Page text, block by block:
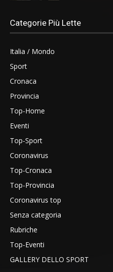
Categorie Più Lette
Italia / Mondo
Sport
Cronaca
Provincia
Top-Home
Eventi
Top-Sport
Coronavirus
Top-Cronaca
Top-Provincia
Coronavirus top
Senza categoria
Rubriche
Top-Eventi
GALLERY DELLO SPORT